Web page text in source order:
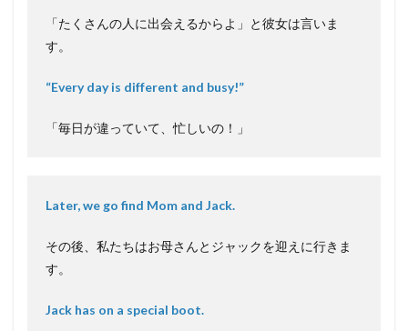
「たくさんの人に出会えるからよ」と彼女は言いま
す。
“Every day is different and busy!”
「毎日が違っていて、忙しいの！」
Later, we go find Mom and Jack.
その後、私たちはお母さんとジャックを迎えに行きま
す。
Jack has on a special boot.